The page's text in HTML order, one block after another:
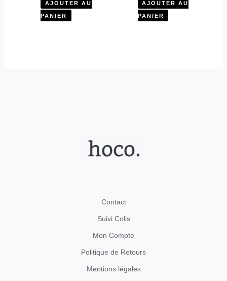
AJOUTER AU
PANIER
AJOUTER AU
PANIER
Contact
Suivi Colis
Mon Compte
Politique de Retours
Mentions légales